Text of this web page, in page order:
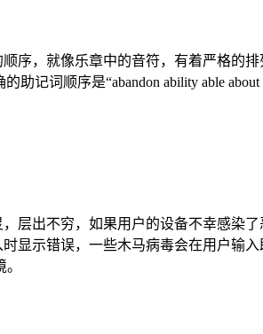
序，就像乐章中的音符，有着严格的
词顺序是“abandon ability able about
层出不穷，如果用户的设备不幸感染
显示错误，一些木马病毒会在用户输